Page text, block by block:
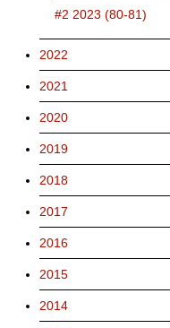
#2 2023 (80-81)
2022
2021
2020
2019
2018
2017
2016
2015
2014